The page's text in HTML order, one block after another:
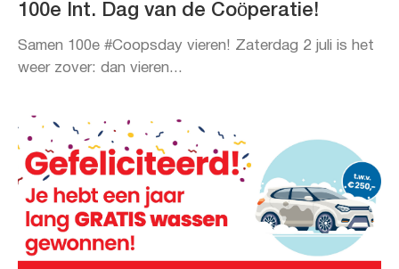
100e Int. Dag van de Coöperatie!
Samen 100e #Coopsday vieren! Zaterdag 2 juli is het
weer zover: dan vieren...